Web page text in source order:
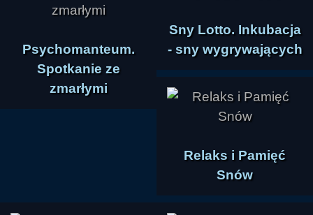
Psychomanteum.
Spotkanie ze
zmarłymi
Sny Lotto. Inkubacja
- sny wygrywających
Relaks i Pamięć
Snów